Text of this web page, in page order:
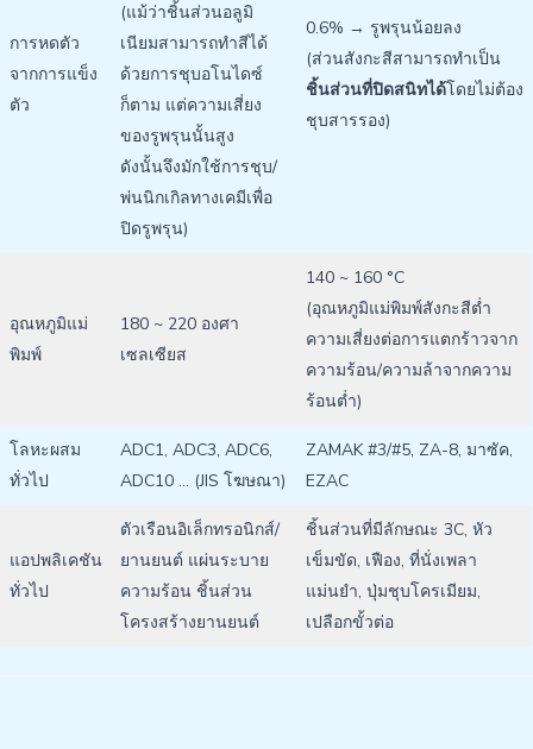
การหดตัว
จากการแข็ง
ตัว
(แม้ว่าชิ้นส่วนอลูมิ
เนียมสามารถทำสีได้
ด้วยการชุบอโนไดซ์
ก็ตาม แต่ความเสี่ยง
ของรูพรุนนั้นสูง
ดังนั้นจึงมักใช้การชุบ/
พ่นนิกเกิลทางเคมีเพื่อ
ปิดรูพรุน)
0.6% → รูพรุนน้อยลง
(ส่วนสังกะสีสามารถทำเป็น
ชิ้นส่วนที่ปิดสนิทได้โดยไม่ต้อง
ชุบสารรอง)
อุณหภูมิแม่
พิมพ์
180 ~ 220 องศา
เซลเซียส
140 ~ 160 °C
(อุณหภูมิแม่พิมพ์สังกะสีต่ำ
ความเสี่ยงต่อการแตกร้าวจาก
ความร้อน/ความล้าจากความ
ร้อนต่ำ)
โลหะผสม
ทั่วไป
ADC1, ADC3, ADC6,
ADC10 … (JIS โฆษณา)
ZAMAK #3/#5, ZA-8, มาซัค,
EZAC
แอปพลิเคชัน
ทั่วไป
ตัวเรือนอิเล็กทรอนิกส์/
ยานยนต์ แผ่นระบาย
ความร้อน ชิ้นส่วน
โครงสร้างยานยนต์
ชิ้นส่วนที่มีลักษณะ 3C, หัว
เข็มขัด, เฟือง, ที่นั่งเพลา
แม่นยำ, ปุ่มชุบโครเมียม,
เปลือกขั้วต่อ